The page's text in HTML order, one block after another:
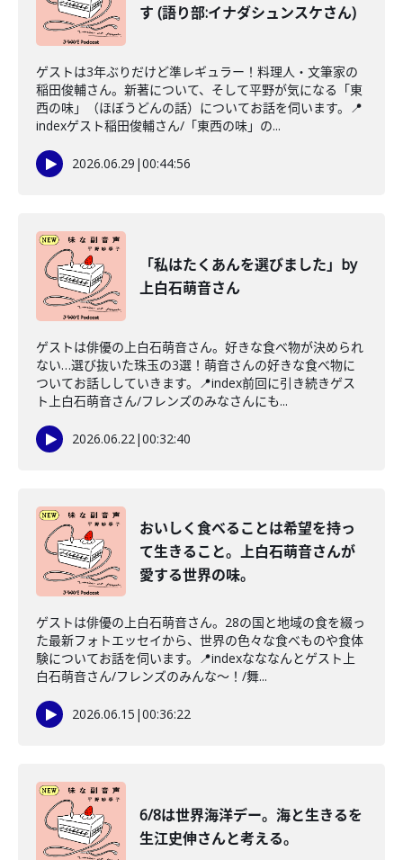
す (語り部:イナダシュンスケさん)
ゲストは3年ぶりだけど準レギュラー！料理人・文筆家の
稲田俊輔さん。新著について、そして平野が気になる「東
西の味」（ほぼうどんの話）についてお話を伺います。📍
indexゲスト稲田俊輔さん/「東西の味」の...
2026.06.29 |00:44:56
「私はたくあんを選びました」by
上白石萌音さん
ゲストは俳優の上白石萌音さん。好きな食べ物が決められ
ない…選び抜いた珠玉の3選！萌音さんの好きな食べ物に
ついてお話ししていきます。📍index前回に引き続きゲス
ト上白石萌音さん/フレンズのみなさんにも...
2026.06.22|00:32:40
おいしく食べることは希望を持っ
て生きること。上白石萌音さんが
愛する世界の味。
ゲストは俳優の上白石萌音さん。28の国と地域の食を綴っ
た最新フォトエッセイから、世界の色々な食べものや食体
験についてお話を伺います。📍indexなななんとゲスト上
白石萌音さん/フレンズのみんな〜！/舞...
2026.06.15 |00:36:22
6/8は世界海洋デー。海と生きるを
生江史伸さんと考える。